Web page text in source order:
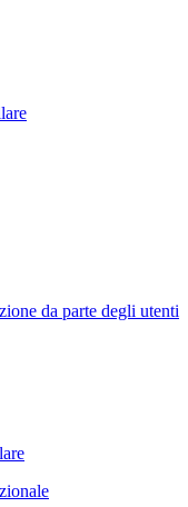
da parte degli utenti